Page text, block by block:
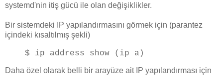
systemd'nin itiş gücü ile olan değişiklikler.
Bir sistemdeki IP yapılandırmasını görmek için (parantez
içindeki kısaltılmış şekli)
$ ip address show (ip a)
Daha özel olarak belli bir arayüze ait IP yapılandırması için